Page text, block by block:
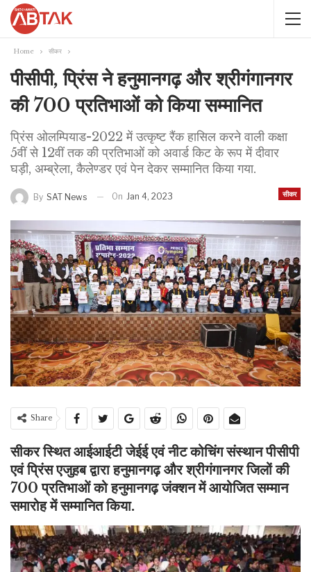
Home सीकर
पीसीपी, प्रिंस ने हनुमानगढ़ और श्रीगंगानगर
की 700 प्रतिभाओं को किया सम्मानित
प्रिंस ओलम्पियाड-2022 में उत्कृष्ट रैंक हासिल करने वाली कक्षा
5वीं से 12वीं तक की प्रतिभाओं को अवार्ड किट के रूप में दीवार
घड़ी, अम्ब्रेला, कैलेण्डर एवं पेन देकर सम्मानित किया गया.
सीकर
By SAT News On Jan 4, 2023
Share
सीकर स्थित आईआईटी जेईई एवं नीट कोचिंग संस्थान पीसीपी
एवं प्रिंस एजुहब द्वारा हनुमानगढ़ और श्रीगंगानगर जिलों की
700 प्रतिभाओं को हनुमानगढ़ जंक्शन में आयोजित सम्मान
समारोह में सम्मानित किया.